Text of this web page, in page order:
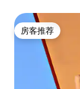
房客推荐
房客推荐